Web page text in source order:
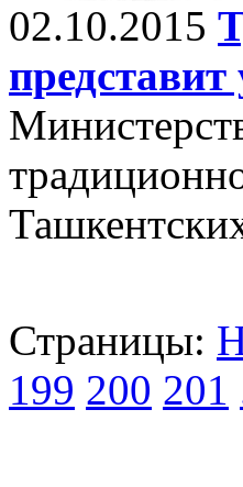
02.10.2015
Страницы:
199 200 201